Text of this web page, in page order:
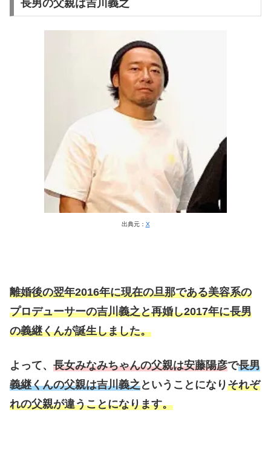
長男の父親は吉川義之
出典元： X
離婚後の翌年2016年に現在の旦那である美容系の
プロデューサーの吉川義之と再婚し2017年に長男
の義継くんが誕生しました。
よって、 長女みなみちゃんの父親は安藤陽彦で長男
義継くんの父親は吉川義之ということになりそれぞ
れの父親が違うことになります。